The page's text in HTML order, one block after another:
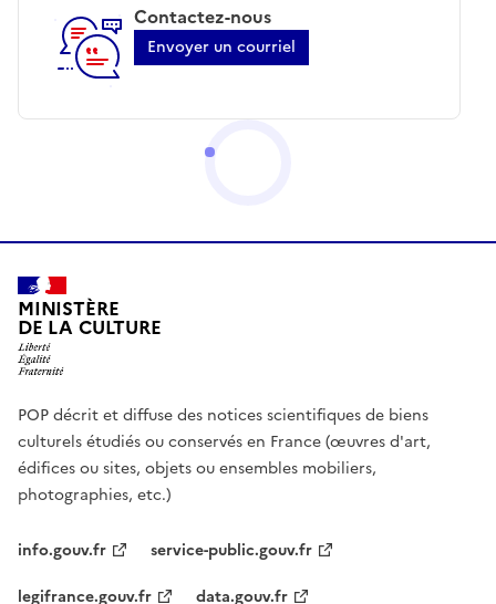
Contactez-nous
Envoyer un courriel
MINISTÈRE
DE LA CULTURE
POP décrit et diffuse des notices scientifiques de biens
culturels étudiés ou conservés en France (œuvres d'art,
édifices ou sites, objets ou ensembles mobiliers,
photographies, etc.)
info.gouv.fr
service-public.gouv.fr
legifrance.gouv.fr
data.gouv.fr